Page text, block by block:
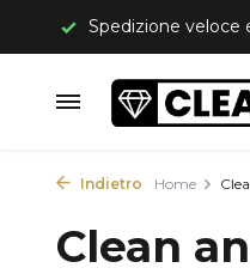
Sconto del 25%
Indietro Home
Clean